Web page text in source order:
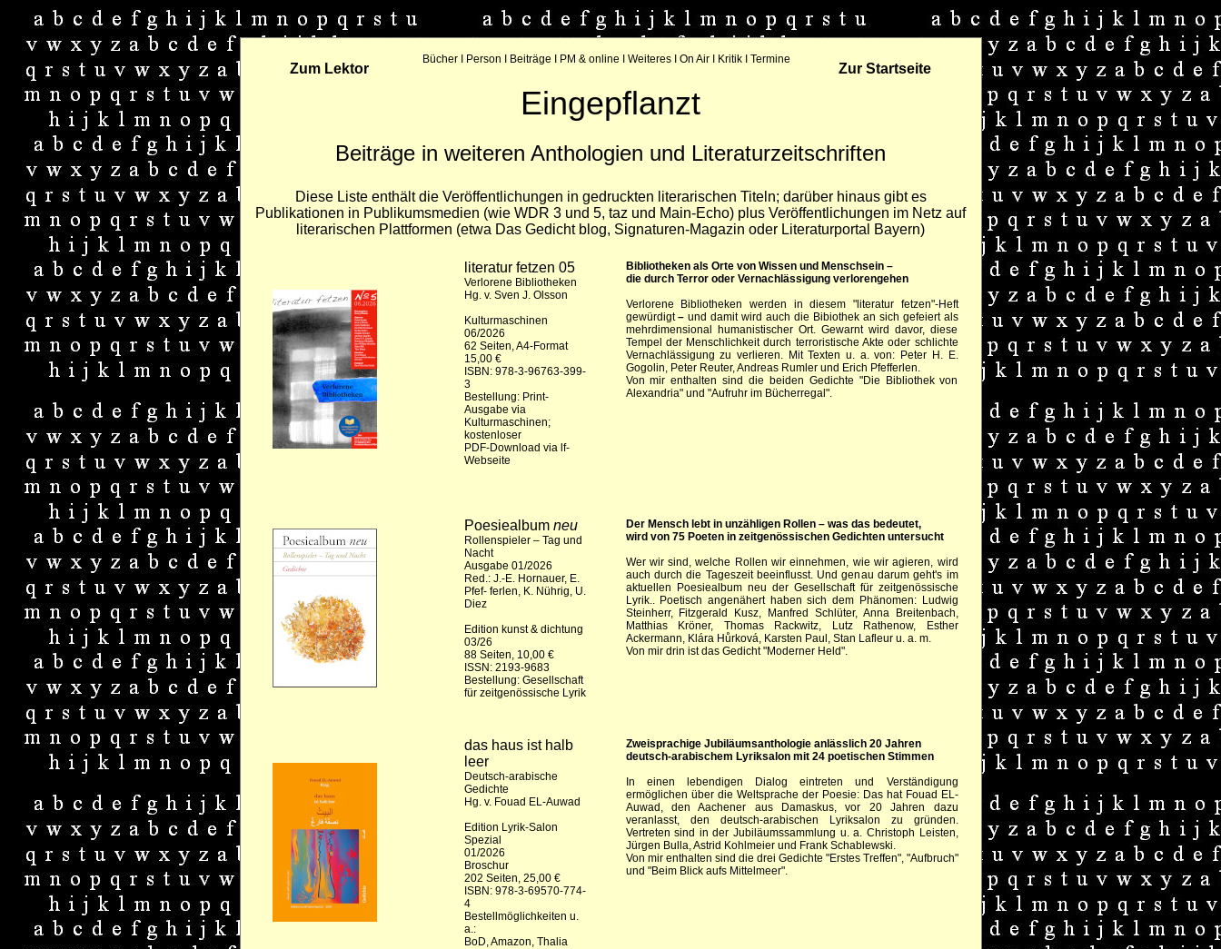
Zum Lektor
Bücher Person Beiträge PM & online Weiteres On Air Kritik Termine
Zur Startseite
Eingepflanzt
Beiträge in weiteren Anthologien und Literaturzeitschriften
Diese Liste enthält die Veröffentlichungen in gedruckten literarischen Titeln; darüber hinaus gibt es
Publikationen in Publikumsmedien (wie WDR 3 und 5, taz und Main-Echo) plus Veröffentlichungen im Netz auf
literarischen Plattformen (etwa Das Gedicht blog, Signaturen-Magazin oder Literaturportal Bayern)
literatur fetzen 05
Verlorene Bibliotheken
Hg. v. Sven J. Olsson
Kulturmaschinen
06/2026
62 Seiten, A4-Format
15,00 €
ISBN: 978-3-96763-399-
3
Bestellung:Print-
Ausgabe via
Kulturmaschinen;
kostenloser
PDF-Download via lf-
Webseite
Bibliotheken als Orte von Wissen und Menschsein –
die durch Terror oder Vernachlässigung verlorengehen
Verlorene Bibliotheken werden in diesem "literatur fetzen"-Heft
gewürdigt– und damit wird auch die Bibiothek an sich gefeiert als
mehrdimensional humanistischer Ort. Gewarnt wird davor, diese
Tempel der Menschlichkeit durch terroristische Akte oder schlichte
Vernachlässigung zu verlieren. Mit Texten u. a. von: Peter H. E.
Gogolin, Peter Reuter, Andreas Rumler und Erich Pfefferlen.
Von mir enthalten sind die beiden Gedichte "Die Bibliothek von
Alexandria" und "Aufruhr im Bücherregal".
Poesiealbum neu
Rollenspieler – Tag und
Nacht
Ausgabe 01/2026
Red.: J.-E. Hornauer, E.
Pfef- ferlen, K. Nührig, U.
Diez
Edition kunst & dichtung
03/26
88 Seiten, 10,00 €
ISSN: 2193-9683
Bestellung: Gesellschaft
für zeitgenössische Lyrik
Der Mensch lebt in unzähligen Rollen – was das bedeutet,
wird von 75 Poeten in zeitgenössischen Gedichten untersucht
Wer wir sind, welche Rollen wir einnehmen, wie wir agieren, wird
auch durch die Tageszeit beeinflusst. Und genau darum geht's im
aktuellen Poesiealbum neu der Gesellschaft für zeitgenössische
Lyrik.. Poetisch angenähert haben sich dem Phänomen: Ludwig
Steinherr, Fitzgerald Kusz, Manfred Schlüter, Anna Breitenbach,
Matthias Kröner, Thomas Rackwitz, Lutz Rathenow, Esther
Ackermann, Klára Hůrková, Karsten Paul, Stan Lafleur u. a. m.
Von mir drin ist das Gedicht "Moderner Held".
das haus ist halb
leer
Deutsch-arabische
Gedichte
Hg. v. Fouad EL-Auwad
Edition Lyrik-Salon
Spezial
01/2026
Broschur
202 Seiten, 25,00 €
ISBN: 978-3-69570-774-
4
Bestellmöglichkeiten u.
a.:
BoD,Amazon, Thalia
Zweisprachige Jubiläumsanthologie anlässlich 20 Jahren
deutsch-arabischem Lyriksalon mit 24 poetischen Stimmen
In einen lebendigen Dialog eintreten und Verständigung
ermöglichen über die Weltsprache der Poesie: Das hat Fouad EL-
Auwad, den Aachener aus Damaskus, vor 20 Jahren dazu
veranlasst, den deutsch-arabischen Lyriksalon zu gründen.
Vertreten sind in der Jubiläumssammlung u. a. Christoph Leisten,
Jürgen Bulla, Astrid Kohlmeier und Frank Schablewski.
Von mir enthalten sind die drei Gedichte "Erstes Treffen", "Aufbruch"
und "Beim Blick aufs Mittelmeer".